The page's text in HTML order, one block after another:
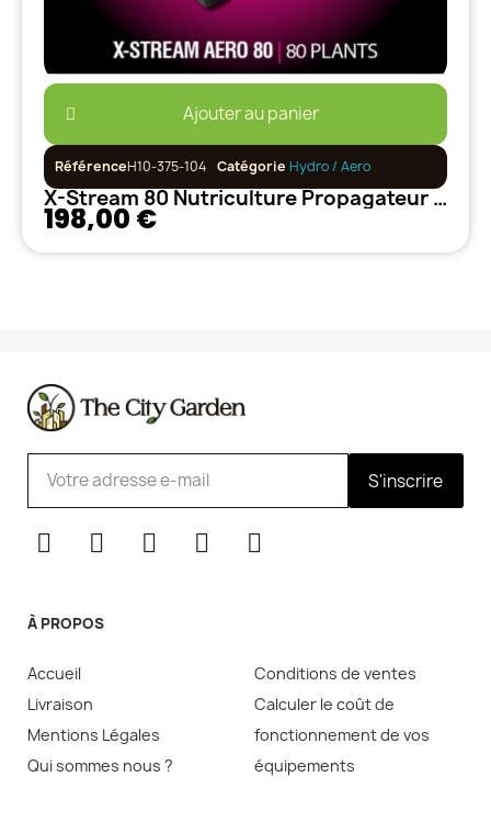
Ajouter au panier
RéférenceH10-375-104 Catégorie Hydro / Aero
X-Stream 80 Nutriculture Propagateur complet
198,00 €
S'inscrire
À PROPOS
Accueil
Livraison
Mentions Légales
Qui sommes nous ?
Conditions de ventes
Calculer le coût de
fonctionnement de vos
équipements